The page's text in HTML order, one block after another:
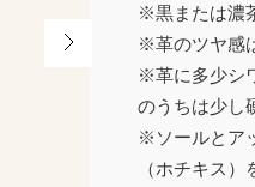
※黒または濃
※革のツヤ感
※革に多少シ
のうちは少し
※ソールとア
（ホチキス